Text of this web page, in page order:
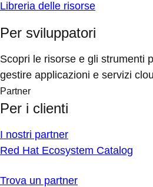
Libreria delle risorse
Per sviluppatori
Scopri le risorse e gli strumenti
gestire applicazioni e servizi
Partner
Per i clienti
I nostri partner
Red Hat Ecosystem Catalog
Trova un partner